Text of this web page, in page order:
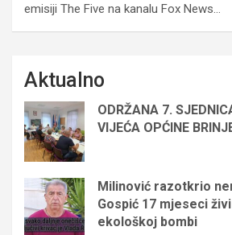
emisiji The Five na kanalu Fox News…
Aktualno
ODRŽANA 7.
VIJEĆA OPĆINE
Milinović razotkrio
Gospić 17 mjeseci
ekološkoj bombi